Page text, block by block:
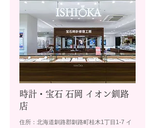
時計・宝石 石岡 イオン釧路
店
住所：北海道釧路郡釧路町桂木1丁目1-7 イ